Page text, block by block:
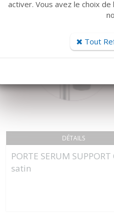
DÉTAILS
PORTE SERUM
satin
activer. Vous avez le choix
Tout